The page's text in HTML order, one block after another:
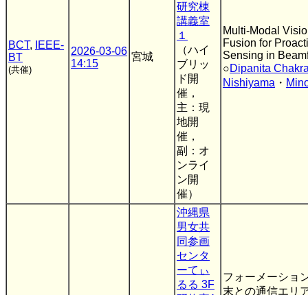
BCT,
IEEE-
BT
(共催)
2026-03-06
14:15
宮城
研究棟
講義室
１
（ハイ
ブリッ
ド開
催，
主：現
地開
催，
副：オ
ンライ
ン開
催）
Multi-Modal
Fusion for
Sensing in
○Dipanita
Nishiyama ・
沖縄県
男女共
同参画
センタ
ーてぃ
るる 3F
フォーメーショ
末との通信エリ